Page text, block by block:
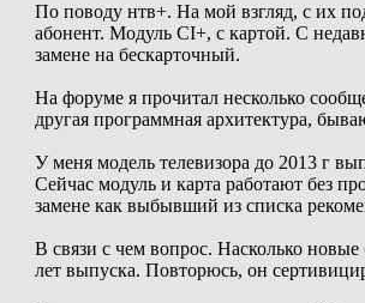
По поводу нтв+. На мой взгляд, с их
абонент. Модуль CI+, с картой. С
замене на бескарточный.
На форуме я прочитал несколько
другая программная архитектура,
У меня модель телевизора до 2013 г
Сейчас модуль и карта работают без
замене как выбывший из списка
В связи с чем вопрос. Насколько
лет выпуска. Повторюсь, он